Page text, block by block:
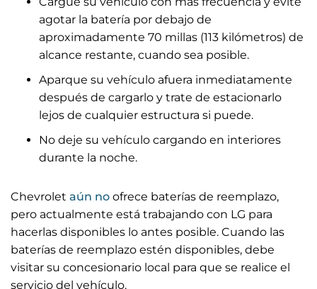
agotar la batería por debajo de
aproximadamente 70 millas (113 kilómetros) de
alcance restante, cuando sea posible.
Aparque su vehículo afuera inmediatamente
después de cargarlo y trate de estacionarlo
lejos de cualquier estructura si puede.
No deje su vehículo cargando en interiores
durante la noche.
Chevrolet aún no ofrece baterías de reemplazo,
pero actualmente está trabajando con LG para
hacerlas disponibles lo antes posible. Cuando las
baterías de reemplazo estén disponibles, debe
visitar su concesionario local para que se realice el
servicio del vehículo.